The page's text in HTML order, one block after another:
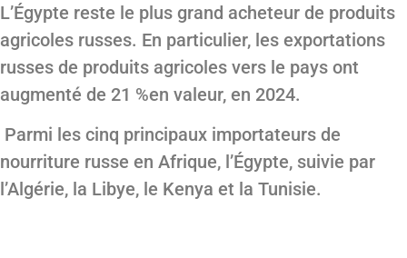
L’Égypte reste le plus grand acheteur de produits
agricoles russes. En particulier, les exportations
russes de produits agricoles vers le pays ont
augmenté de 21 %en valeur, en 2024.
Parmi les cinq principaux importateurs de
nourriture russe en Afrique, l’Égypte, suivie par
l’Algérie, la Libye, le Kenya et la Tunisie.